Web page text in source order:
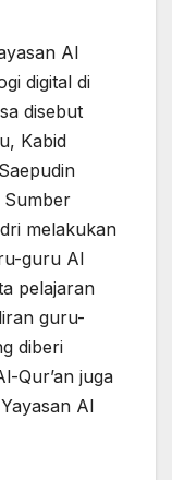
Al
digital di
disebut
Kabid
Sumber
melakukan
guru Al
pelajaran
guru-
diberi
Qur’an juga
Al